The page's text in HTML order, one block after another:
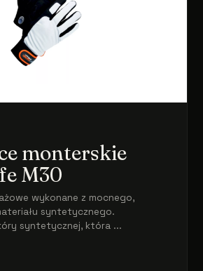
monterskie
M30
wykonane z mocnego,
syntetycznego.
syntetycznej, która ...